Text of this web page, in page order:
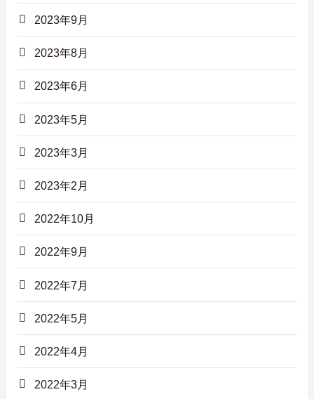
2023年9月
2023年8月
2023年6月
2023年5月
2023年3月
2023年2月
2022年10月
2022年9月
2022年7月
2022年5月
2022年4月
2022年3月